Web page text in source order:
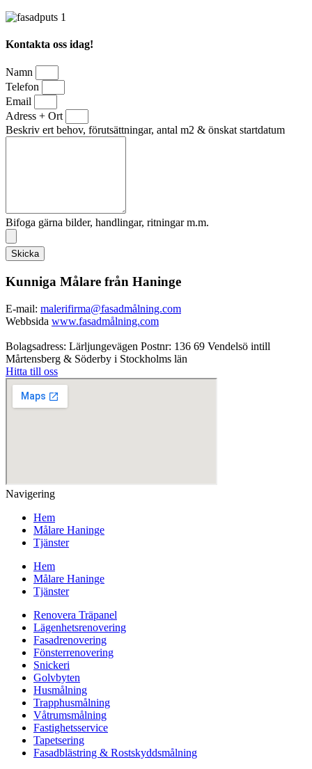
Kontakta oss idag!
Namn
Telefon
Email
Adress + Ort
Beskriv ert behov, förutsättningar, antal m2 & önskat startdatum
Bifoga gärna bilder, handlingar, ritningar m.m.
Skicka
Kunniga Målare från Haninge
E-mail: malerifirma@fasadmålning.com
Webbsida www.fasadmålning.com
Bolagsadress: Lärljungevägen Postnr: 136 69 Vendelsö intill
Mårtensberg & Söderby i Stockholms län
Hitta till oss
Navigering
Hem
Målare Haninge
Tjänster
Hem
Målare Haninge
Tjänster
Renovera Träpanel
Lägenhetsrenovering
Fasadrenovering
Fönsterrenovering
Snickeri
Golvbyten
Husmålning
Trapphusmålning
Våtrumsmålning
Fastighetsservice
Tapetsering
Fasadblästring & Rostskyddsmålning